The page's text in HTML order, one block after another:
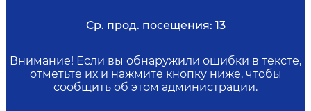
Ср. прод. посещения: 13
Внимание! Если вы обнаружили ошибки в тексте,
отметьте их и нажмите кнопку ниже, чтобы
сообщить об этом администрации.